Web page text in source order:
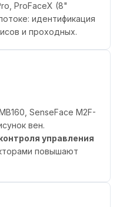
ProFaceX (8"
идентификация
и проходных.
SenseFace M2F-
вен.
управления
повышают